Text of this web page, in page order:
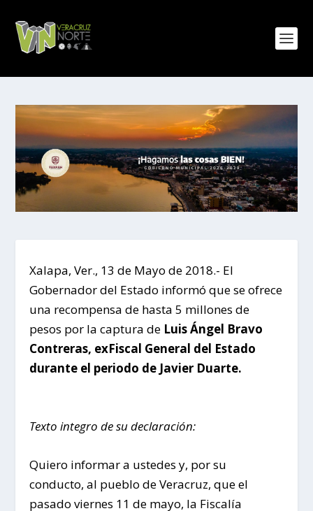
Xalapa, Ver., 13 de Mayo de 2018.- El
Gobernador del Estado informó que se ofrece
una recompensa de hasta 5 millones de
pesos por la captura de Luis Ángel Bravo
Contreras, exFiscal General del Estado
durante el periodo de Javier Duarte.
Texto integro de su declaración:
Quiero informar a ustedes y, por su
conducto, al pueblo de Veracruz, que el
pasado viernes 11 de mayo, la Fiscalía